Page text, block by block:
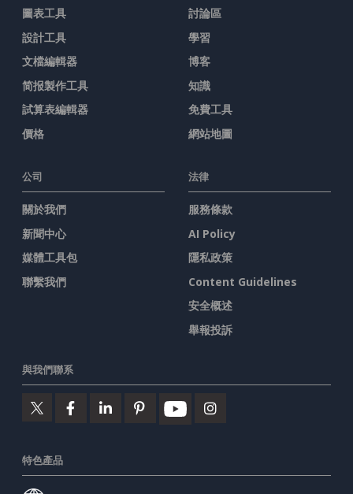
圖表工具
設計工具
文檔編輯器
简报製作工具
試算表編輯器
價格
討論區
學習
博客
知識
免費工具
網站地圖
公司
關於我們
新聞中心
媒體工具包
聯繫我們
法律
服務條款
AI Policy
隱私政策
Content Guidelines
安全概述
舉報投訴
與我們聯系
特色產品